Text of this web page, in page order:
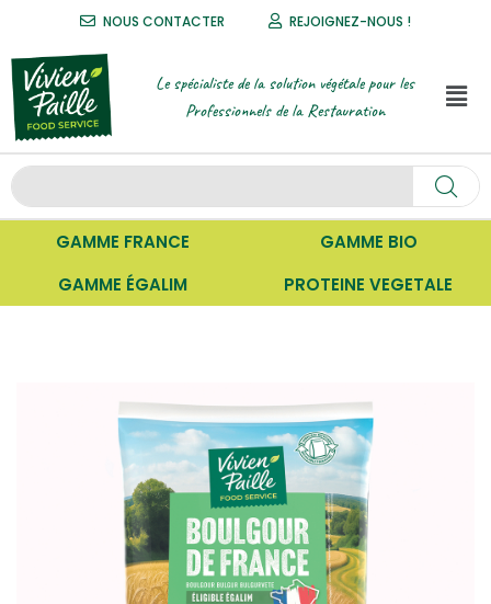
NOUS CONTACTER REJOIGNEZ-NOUS !
Le spécialiste de la solution végétale pour les
Professionnels de la Restauration
GAMME FRANCE
GAMME BIO
GAMME ÉGALIM
PROTEINE VEGETALE